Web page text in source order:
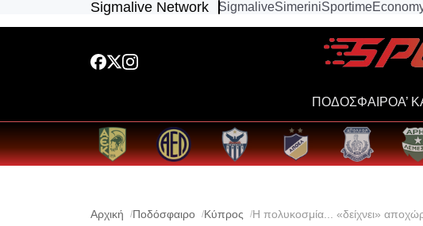
Sigmalive Network SigmaliveSimeriniSportime
ΠΟΔΟΣΦΑΙΡΟΑ’
Αρχική Ποδόσφαιρο Κύπρος Η πολυκοσμία... «δείχνει»